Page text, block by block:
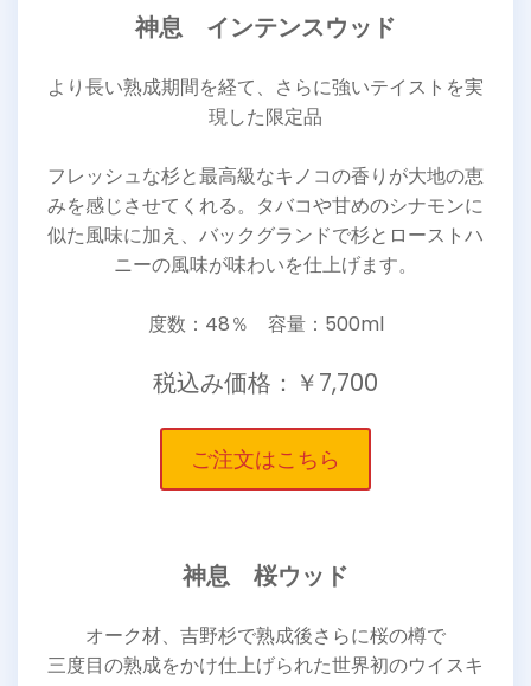
神息 インテンスウッド
より長い熟成期間を経て、さらに強いテイストを実
現した限定品
フレッシュな杉と最高級なキノコの香りが大地の恵
みを感じさせてくれる。タバコや甘めのシナモンに
似た風味に加え、バックグランドで杉とローストハ
ニーの風味が味わいを仕上げます。
度数：48％ 容量：500ml
税込み価格：￥7,700
ご注文はこちら
神息 桜ウッド
オーク材、吉野杉で熟成後さらに桜の樽で
三度目の熟成をかけ仕上げられた世界初のウイスキ